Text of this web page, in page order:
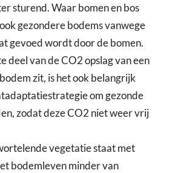
sturend. Waar bomen en bos
gezondere bodems vanwege
gevoed wordt door de bomen.
deel van de CO2 opslag van een
zit, is het ook belangrijk
om gezonde
zodat deze CO2 niet weer vrij
vegetatie staat met
bodemleven minder van